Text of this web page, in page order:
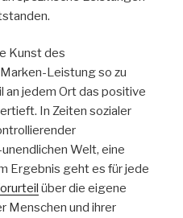
Kunst des
Leistung so zu
an jedem Ort das positive
In Zeiten sozialer
Welt, eine
Ergebnis geht es für jede
über die eigene
Menschen und ihrer